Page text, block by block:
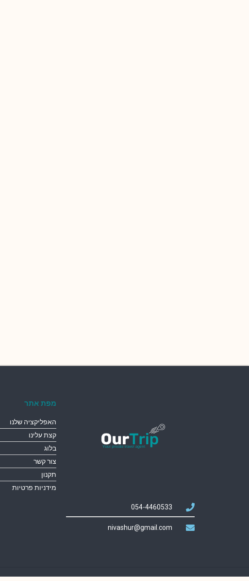
054-4460533
nivashur@gmail.com
מפת אתר
האפליקציה שלנו
קצת עלינו
בלוג
צור קשר
תקנון
מידניות פרטיות